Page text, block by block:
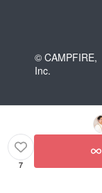
© CAMPFIRE,
Inc.
7